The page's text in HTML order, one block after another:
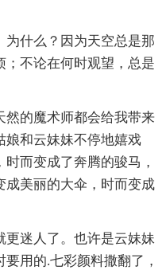
为什么？因为天空总是那
不论在何时观望，总是
然的魔术师都会给我带来
娘和云妹妹不停地嬉戏
而变成了奔腾的骏马，
成美丽的大伞，时而变成
更迷人了。也许是云妹妹
用的.七彩颜料撒翻了，